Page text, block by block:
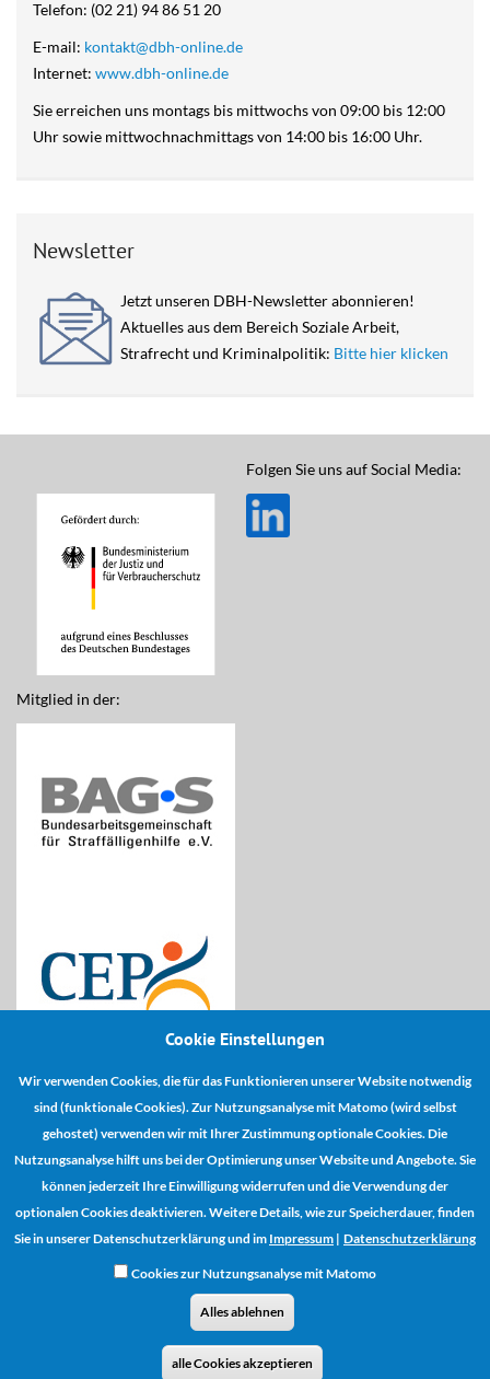
Cookie Einstellungen
Wir verwenden Cookies, die für das Funktionieren unserer Website notwendig
sind (funktionale Cookies). Zur Nutzungsanalyse mit Matomo (wird selbst
gehostet) verwenden wir mit Ihrer Zustimmung optionale Cookies. Die
Nutzungsanalyse hilft uns bei der Optimierung unser Website und Angebote. Sie
können jederzeit Ihre Einwilligung widerrufen und die Verwendung der
optionalen Cookies deaktivieren. Weitere Details, wie zur Speicherdauer, finden
Sie in unserer Datenschutzerklärung und im Impressum | Datenschutzerklärung
Cookies zur Nutzungsanalyse mit Matomo
Alles ablehnen
alle Cookies akzeptieren
Telefon: (02 21) 94 86 51 20
E-mail: kontakt@dbh-online.de
Internet: www.dbh-online.de
Sie erreichen uns montags bis mittwochs von 09:00 bis 12:00
Uhr sowie mittwochnachmittags von 14:00 bis 16:00 Uhr.
Newsletter
Jetzt unseren DBH-Newsletter abonnieren!
Aktuelles aus dem Bereich Soziale Arbeit,
Strafrecht und Kriminalpolitik: Bitte hier klicken
Mitglied in der:
Kooperationspartner:
Folgen Sie uns auf Social Media:
Zahlungs- und Versandinformationen
AGB
Impressum